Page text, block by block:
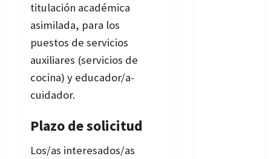
titulación académica
asimilada, para los
puestos de servicios
auxiliares (servicios de
cocina) y educador/a-
cuidador.
Plazo de solicitud
Los/as interesados/as